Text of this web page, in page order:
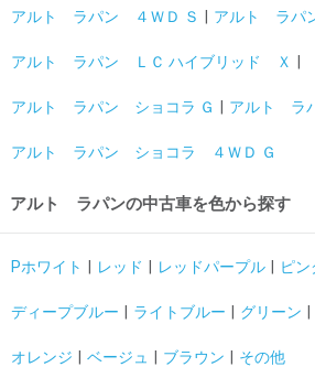
アルト ラパン ４ＷＤ Ｓ アルト ラパ
アルト ラパン ＬＣ ハイブリッド Ｘ
アルト ラパン ショコラ Ｇ アルト ラ
アルト ラパン ショコラ ４ＷＤ Ｇ
アルト ラパンの中古車を色から探す
Pホワイト レッド レッドパープル ピン
ディープブルー ライトブルー グリーン
オレンジ ベージュ ブラウン その他